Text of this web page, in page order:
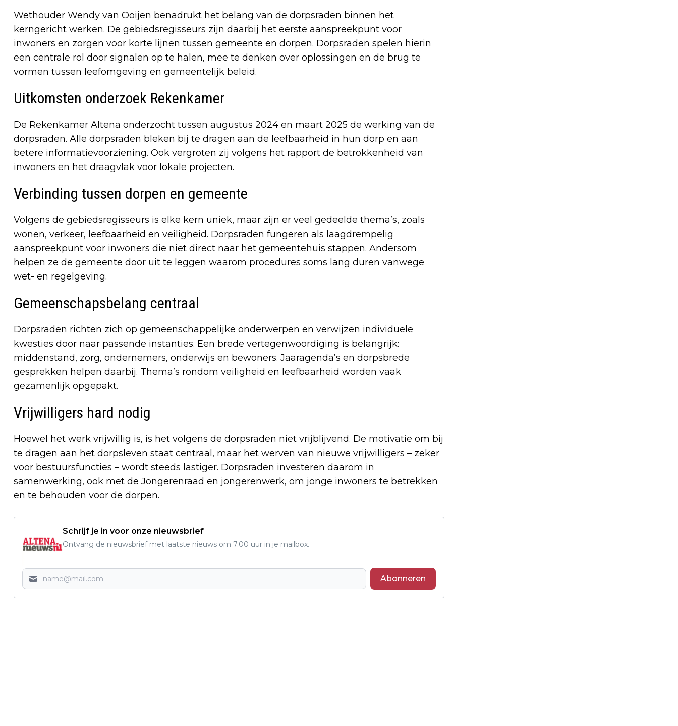
Wethouder Wendy van Ooijen benadrukt het belang van de dorpsraden binnen het
kerngericht werken. De gebiedsregisseurs zijn daarbij het eerste aanspreekpunt voor
inwoners en zorgen voor korte lijnen tussen gemeente en dorpen. Dorpsraden spelen hierin
een centrale rol door signalen op te halen, mee te denken over oplossingen en de brug te
vormen tussen leefomgeving en gemeentelijk beleid.
Uitkomsten onderzoek Rekenkamer
De Rekenkamer Altena onderzocht tussen augustus 2024 en maart 2025 de werking van de
dorpsraden. Alle dorpsraden bleken bij te dragen aan de leefbaarheid in hun dorp en aan
betere informatievoorziening. Ook vergroten zij volgens het rapport de betrokkenheid van
inwoners en het draagvlak voor lokale projecten.
Verbinding tussen dorpen en gemeente
Volgens de gebiedsregisseurs is elke kern uniek, maar zijn er veel gedeelde thema’s, zoals
wonen, verkeer, leefbaarheid en veiligheid. Dorpsraden fungeren als laagdrempelig
aanspreekpunt voor inwoners die niet direct naar het gemeentehuis stappen. Andersom
helpen ze de gemeente door uit te leggen waarom procedures soms lang duren vanwege
wet- en regelgeving.
Gemeenschapsbelang centraal
Dorpsraden richten zich op gemeenschappelijke onderwerpen en verwijzen individuele
kwesties door naar passende instanties. Een brede vertegenwoordiging is belangrijk:
middenstand, zorg, ondernemers, onderwijs en bewoners. Jaaragenda’s en dorpsbrede
gesprekken helpen daarbij. Thema’s rondom veiligheid en leefbaarheid worden vaak
gezamenlijk opgepakt.
Vrijwilligers hard nodig
Hoewel het werk vrijwillig is, is het volgens de dorpsraden niet vrijblijvend. De motivatie om bij
te dragen aan het dorpsleven staat centraal, maar het werven van nieuwe vrijwilligers – zeker
voor bestuursfuncties – wordt steeds lastiger. Dorpsraden investeren daarom in
samenwerking, ook met de Jongerenraad en jongerenwerk, om jonge inwoners te betrekken
en te behouden voor de dorpen.
Schrijf je in voor onze nieuwsbrief
Ontvang de nieuwsbrief met laatste nieuws om 7.00 uur in je mailbox.
Abonneren